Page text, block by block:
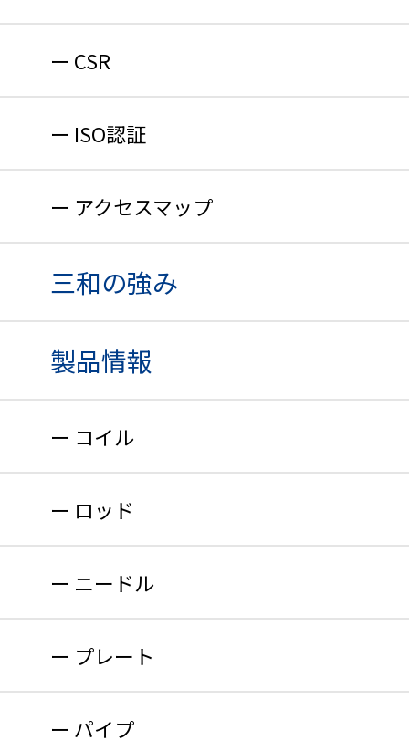
CSR
ISO認証
アクセスマップ
三和の強み
製品情報
コイル
ロッド
ニードル
プレート
パイプ